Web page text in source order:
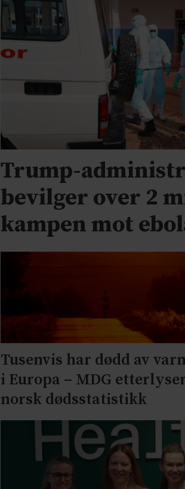
Trump-
bevilger over 2
kampen mot
Tusenvis har dødd av
i Europa – MDG
norsk dødsstatistikk